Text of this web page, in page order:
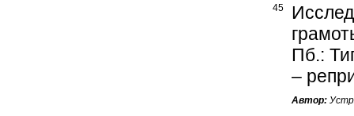
45
Пб.:
–
Автор: